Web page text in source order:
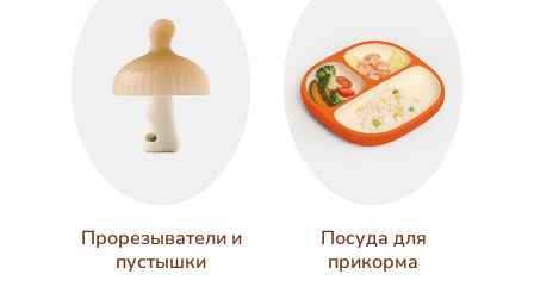
Прорезыватели и
пустышки
Посуда для
прикорма